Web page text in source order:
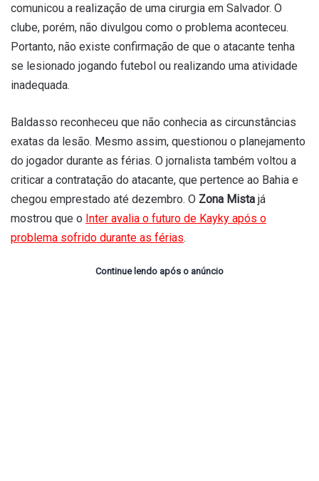
comunicou a realização de uma cirurgia em Salvador. O
clube, porém, não divulgou como o problema aconteceu.
Portanto, não existe confirmação de que o atacante tenha
se lesionado jogando futebol ou realizando uma atividade
inadequada.
Baldasso reconheceu que não conhecia as circunstâncias
exatas da lesão. Mesmo assim, questionou o planejamento
do jogador durante as férias. O jornalista também voltou a
criticar a contratação do atacante, que pertence ao Bahia e
chegou emprestado até dezembro. O Zona Mista já
mostrou que o Inter avalia o futuro de Kayky após o
problema sofrido durante as férias.
Continue lendo após o anúncio